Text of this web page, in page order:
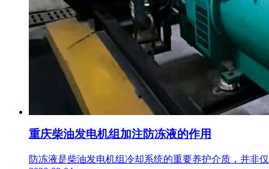
重庆柴油发电机组加注防冻液的作用
防冻液是柴油发电机组冷却系统的重要养护介质，并非